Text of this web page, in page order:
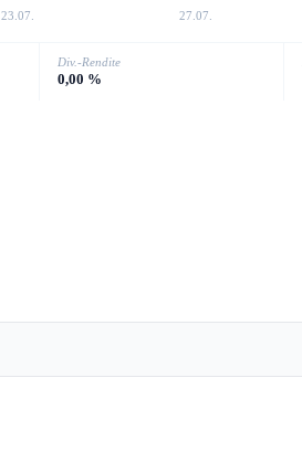
23.07. 27.07.
Div.-Rendite
0,00 %